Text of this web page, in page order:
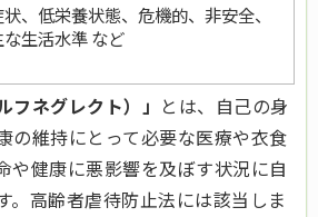
、低栄養状態、危機的、非安全、
生活水準 など
フネグレクト）」 とは、自己の身
の維持にとって必要な医療や衣食
や健康に悪影響を及ぼす状況に自
。高齢者虐待防止法には該当しま